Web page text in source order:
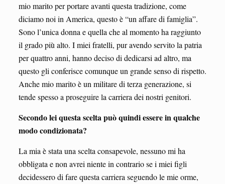
mio marito per portare avanti questa tradizione, come
diciamo noi in America, questo è “un affare di famiglia”.
Sono l’unica donna e quella che al momento ha raggiunto
il grado più alto. I miei fratelli, pur avendo servito la patria
per quattro anni, hanno deciso di dedicarsi ad altro, ma
questo gli conferisce comunque un grande senso di rispetto.
Anche mio marito è un militare di terza generazione, si
tende spesso a proseguire la carriera dei nostri genitori.
Secondo lei questa scelta può quindi essere in qualche
modo condizionata?
La mia è stata una scelta consapevole, nessuno mi ha
obbligata e non avrei niente in contrario se i miei figli
decidessero di fare questa carriera seguendo le mie orme,